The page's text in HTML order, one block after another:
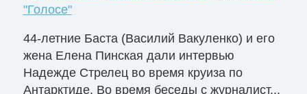
"Голосе"
44-летние Баста (Василий Вакуленко) и его
жена Елена Пинская дали интервью
Надежде Стрелец во время круиза по
Антарктиде. Во время беседы с журналист...